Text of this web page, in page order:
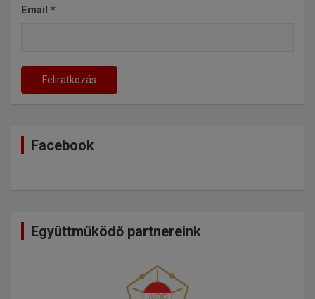
Email *
Facebook
Együttműködő partnereink